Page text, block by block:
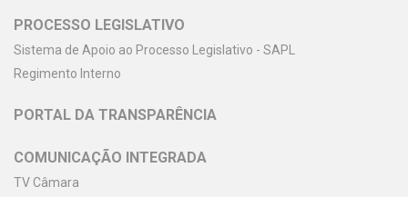
PROCESSO LEGISLATIVO
Sistema de Apoio ao Processo Legislativo - SAPL
Regimento Interno
PORTAL DA TRANSPARÊNCIA
COMUNICAÇÃO INTEGRADA
TV Câmara